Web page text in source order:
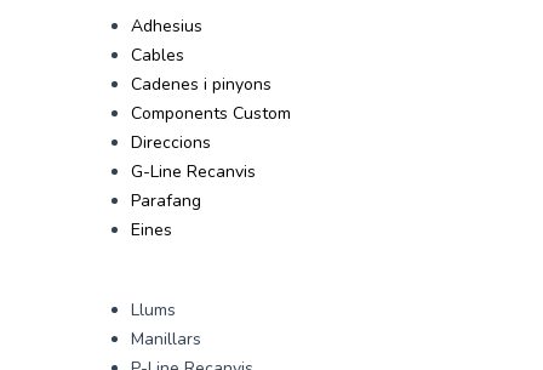
Adhesius
Cables
Cadenes i pinyons
Components Custom
Direccions
G-Line Recanvis
Parafang
Eines
Llums
Manillars